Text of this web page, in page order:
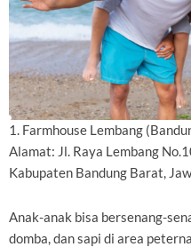
1. Farmhouse Lembang
Alamat: Jl. Raya Lembang
Kabupaten Bandung Barat,
Anak-anak bisa bersenang-
domba, dan sapi di area